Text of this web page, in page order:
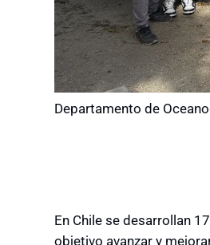
Departamento de
En Chile se desarrollan
objetivo avanzar y